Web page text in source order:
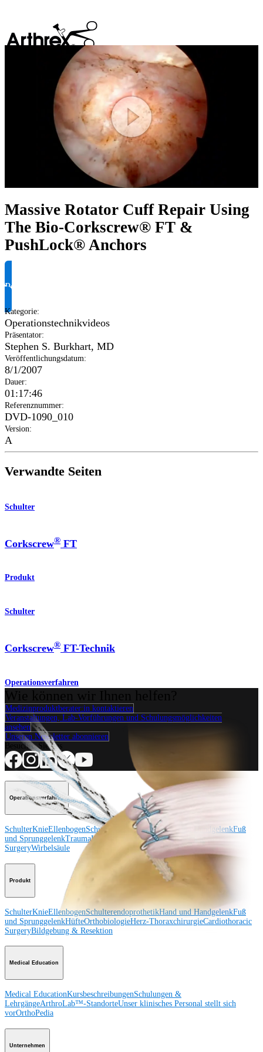
Play
Video
Massive Rotator Cuff Repair Using
The Bio-Corkscrew® FT &
PushLock® Anchors
Produktinformationen anfragen
Kategorie:
Operationstechnikvideos
Präsentator:
Stephen S. Burkhart, MD
Veröffentlichungsdatum:
8/1/2007
Dauer:
01:17:46
Referenznummer:
DVD-1090_010
Version:
A
Verwandte Seiten
Schulter
Corkscrew® FT
Produkt
Schulter
Corkscrew® FT-Technik
Operationsverfahren
Medizinproduktberater:in kontaktieren
Veranstaltungen, Lab-Vorführungen und Schulungsmöglichkeiten
ansehen
Unseren Newsletter abonnieren
Besuchen Sie uns
Operationsverfahren
SchulterKnieEllenbogenSchulterendoprothetikHand und HandgelenkFuß
und SprunggelenkTraumaHüfte OrthobiologieCardiothoracic
SurgeryWirbelsäule
Produkt
SchulterKnieEllenbogenSchulterendoprothetikHand und HandgelenkFuß
und SprunggelenkHüfteOrthobiologieHerz-ThoraxchirurgieCardiothoracic
SurgeryBildgebung & Resektion
Medical Education
Medical EducationKursbeschreibungenSchulungen &
LehrgängeArthroLab™-StandorteUnser klinisches Personal stellt sich
vorOrthoPedia
Unternehmen